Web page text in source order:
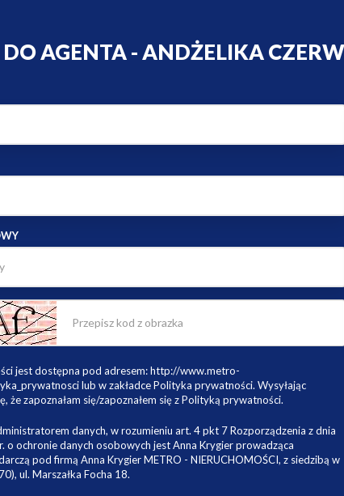
AGENTA - ANDŻELIKA
jest dostępna pod adresem: http://www.metro-
lub w zakładce Polityka prywatności. Wysyłając
że zapoznałam się/zapoznałem się z Polityką prywatności.
danych, w rozumieniu art. 4 pkt 7 Rozporządzenia z dnia
o ochronie danych osobowych jest Anna Krygier prowadząca
pod firmą Anna Krygier METRO - NIERUCHOMOŚCI, z siedzibą w
ul. Marszałka Focha 18.